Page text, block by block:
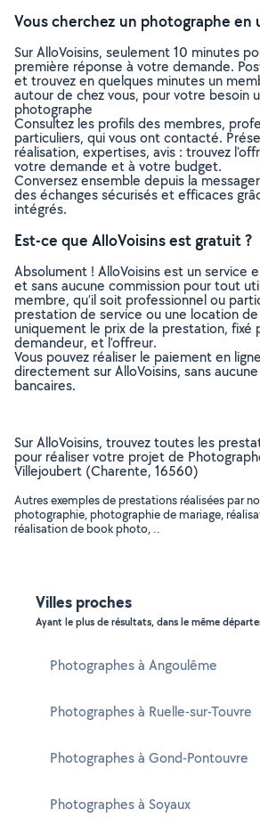
Vous cherchez un photographe en
Sur AlloVoisins, seulement 10 minutes
première réponse à votre demande.
et trouvez en quelques minutes un
autour de chez vous, pour votre besoin
photographe
Consultez les profils des membres,
particuliers, qui vous ont contacté.
réalisation, expertises, avis : trouvez
votre demande et à votre budget.
Conversez ensemble depuis la
des échanges sécurisés et efficaces
intégrés.
Est-ce que AlloVoisins est gratuit ?
Absolument ! AlloVoisins est un service
et sans aucune commission pour tout
membre, qu’il soit professionnel ou
prestation de service ou une location
uniquement le prix de la prestation, fixé
demandeur, et l’offreur.
Vous pouvez réaliser le paiement en
directement sur AlloVoisins, sans
bancaires.
Sur AlloVoisins, trouvez toutes les
pour réaliser votre projet de
Villejoubert (Charente, 16560)
Autres exemples de prestations réalisées par
photographie, photographie de mariage,
réalisation de book photo, ..
Villes proches
Ayant le plus de résultats, dans le même
Photographes à Angoulême
Photographes à Ruelle-sur-Touvre
Photographes à Gond-Pontouvre
Photographes à Soyaux